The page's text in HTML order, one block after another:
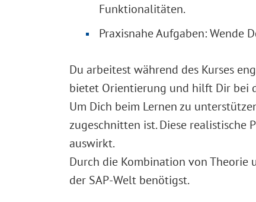
Funktionalitäten.
Praxisnahe Aufgaben: Wende
Du arbeitest während des Kurses
bietet Orientierung und hilft Dir bei
Um Dich beim Lernen zu
zugeschnitten ist. Diese realistische
auswirkt.
Durch die Kombination von Theorie
der SAP-Welt benötigst.